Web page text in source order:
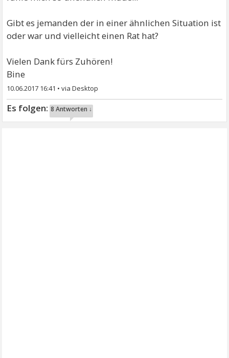
Gibt es jemanden der in einer ähnlichen Situation ist
oder war und vielleicht einen Rat hat?
Vielen Dank fürs Zuhören!
Bine
10.06.2017 16:41 •
8 Antworten ↓